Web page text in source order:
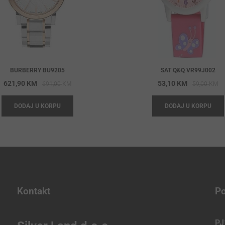
BURBERRY BU9205
691,00KM
price
691,00 KM.
621,90 KM
price
621,90 KM.
DODAJ U KORPU
SAT Q&Q VR99J002
59,00
53,10 KM
DODAJ U KORPU
Kontakt